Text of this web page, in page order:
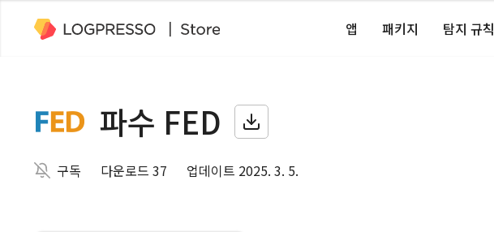
앱 패키지 탐지 규칙
파수 FED
구독 다운로드 37 업데이트 2025. 3. 5.